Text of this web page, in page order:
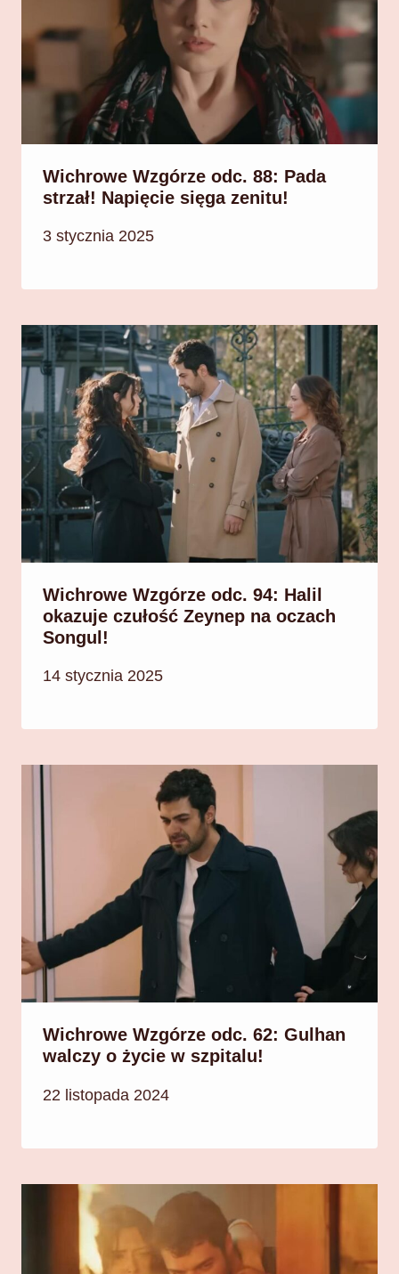
Wichrowe Wzgórze odc. 88: Pada
strzał! Napięcie sięga zenitu!
3 stycznia 2025
Wichrowe Wzgórze odc. 94: Halil
okazuje czułość Zeynep na oczach
Songul!
14 stycznia 2025
Wichrowe Wzgórze odc. 62: Gulhan
walczy o życie w szpitalu!
22 listopada 2024